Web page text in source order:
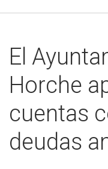
El
Horche
cuentas
deudas